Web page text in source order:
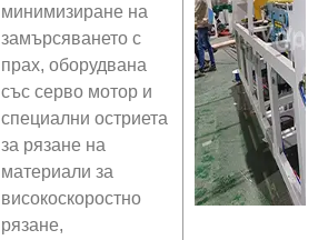
минимизиране на
замърсяването с
прах, оборудвана
със серво мотор и
специални остриета
за рязане на
материали за
високоскоростно
рязане,